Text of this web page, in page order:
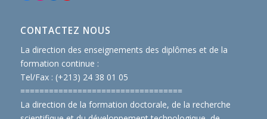
CONTACTEZ NOUS
La direction des enseignements des diplômes et de la
formation continue :
Tel/Fax : (+213) 24 38 01 05
==================================
La direction de la formation doctorale, de la recherche